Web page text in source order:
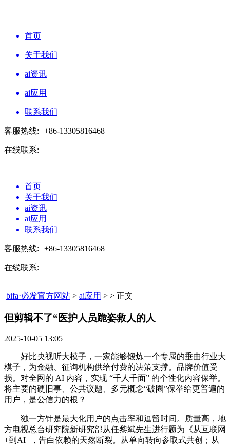
首页
关于我们
ai资讯
ai应用
联系我们
客服热线: +86-13305816468
在线联系:
首页
关于我们
ai资讯
ai应用
联系我们
客服热线: +86-13305816468
在线联系:
bifa·必发官方网站 > ai应用 > > 正文
但剪辑不了“医护人员跪姿救人的人​
2025-10-05 13:05
好比央视听大模子，一家能够锻炼一个专属的垂曲行业大
模子，为金融、征询机构供给付费的决策支撑。品牌价值受
损。对全网的 AI 内容，实现 “千人千面” 的个性化内容保举。
将主要的硬旧事、公共议题、多元概念“破圈”保举给更普遍的
用户，是公信力的根？
独一方针是最大化用户的点击率和逗留时间。质量高，地
方电视总台研究院新研究部从任黎斌先生进行题为《从互联网
+到AI+，告白依赖的天然断裂。从单向转向参取式共创；从